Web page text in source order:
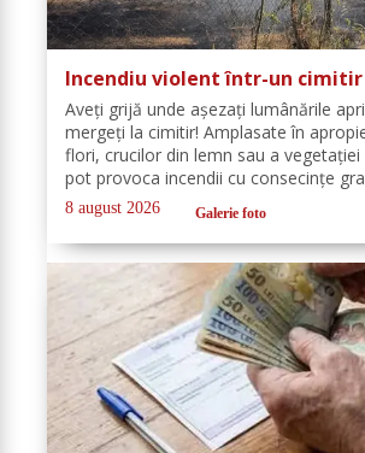
Incendiu violent într-un
Aveți grijă unde așezați lumânările
mergeți la cimitir! Amplasate în
flori, crucilor din lemn sau a
pot provoca incendii cu consecințe
eveniment s-a produs ieri, în cimitirul
Ichimeni, comuna...
8 august 2026 Galerie foto